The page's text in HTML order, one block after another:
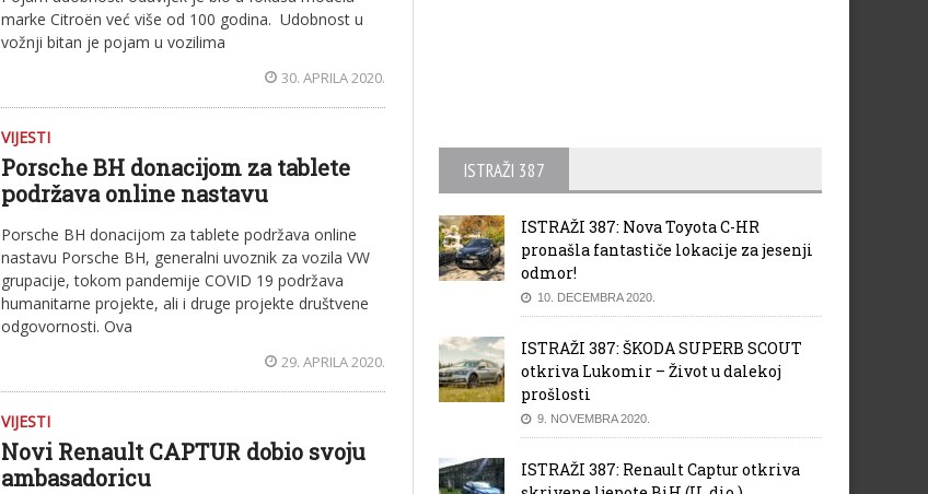
marke Citroën već više od 100 godina. Udobnost u
vožnji bitan je pojam u vozilima
30. APRILA 2020.
VIJESTI
Porsche BH donacijom za tablete
podržava online nastavu
Porsche BH donacijom za tablete podržava online
nastavu Porsche BH, generalni uvoznik za vozila VW
grupacije, tokom pandemije COVID 19 podržava
humanitarne projekte, ali i druge projekte društvene
odgovornosti. Ova
29. APRILA 2020.
VIJESTI
Novi Renault CAPTUR dobio svoju
ambasadoricu
ISTRAŽI 387
ISTRAŽI 387: Nova Toyota C-HR
pronašla fantastiče lokacije za jesenji
odmor!
10. DECEMBRA 2020.
ISTRAŽI 387: ŠKODA SUPERB SCOUT
otkriva Lukomir – Život u dalekoj
prošlosti
9. NOVEMBRA 2020.
ISTRAŽI 387: Renault Captur otkriva